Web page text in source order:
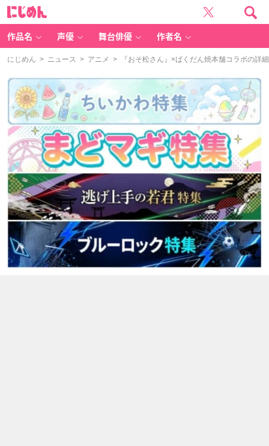
作品名 声優 舞台俳優 作者名
にじめん > ニュース > アニメ > 『おそ松さん』×ばくだん焼本舗コラボの詳